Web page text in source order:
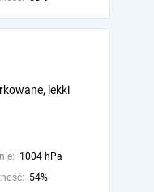
lekki
1004 hPa
54%